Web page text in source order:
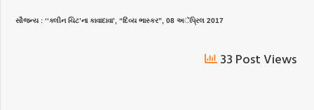
સૌજન્ય : ‘‘ક્લીન ચિટ’ના કાવાદાવા’, “દિવ્ય ભાસ્કર”, 08 અૅપ્રિલ 2017
33 Post Views